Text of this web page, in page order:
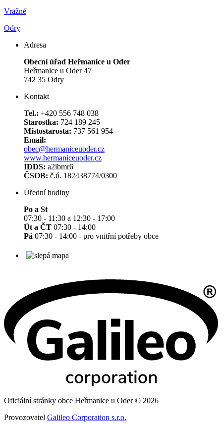
Vražné
Odry
Adresa
Obecní úřad Heřmanice u Oder
Heřmanice u Oder 47
742 35 Odry
Kontakt
Tel.: +420 556 748 038
Starostka: 724 189 245
Místostarosta: 737 561 954
Email:
obec@hermaniceuoder.cz
www.hermaniceuoder.cz
IDDS: a2ibmr6
ČSOB: č.ú. 182438774/0300
Úřední hodiny
Po a St
07:30 - 11:30 a 12:30 - 17:00
Út a ČT 07:30 - 14:00
Pá 07:30 - 14:00 - pro vnitřní potřeby obce
Oficiální stránky obce Heřmanice u Oder © 2026
Provozovatel Galileo Corporation s.r.o.